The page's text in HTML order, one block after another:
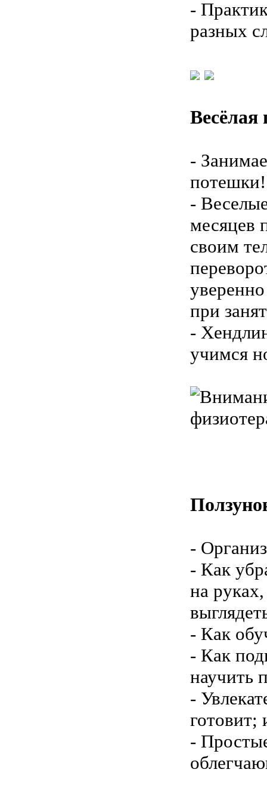
-
разных
Весёлая
-
потешки!
-
месяцев
своим
при
-
учимся
-
- Как
на
- Как
- Как
научить
-
готовит;
-